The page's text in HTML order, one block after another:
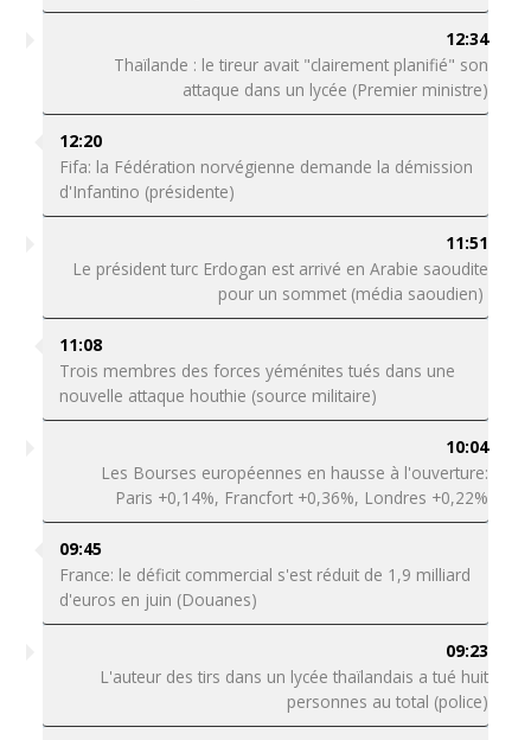
12:34
Thaïlande : le tireur avait "clairement planifié" son
attaque dans un lycée (Premier ministre)
12:20
Fifa: la Fédération norvégienne demande la démission
d'Infantino (présidente)
11:51
Le président turc Erdogan est arrivé en Arabie saoudite
pour un sommet (média saoudien)
11:08
Trois membres des forces yéménites tués dans une
nouvelle attaque houthie (source militaire)
10:04
Les Bourses européennes en hausse à l'ouverture:
Paris +0,14%, Francfort +0,36%, Londres +0,22%
09:45
France: le déficit commercial s'est réduit de 1,9 milliard
d'euros en juin (Douanes)
09:23
L'auteur des tirs dans un lycée thaïlandais a tué huit
personnes au total (police)